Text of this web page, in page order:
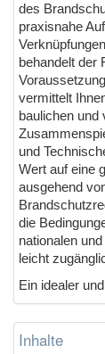
des
praxisnahe
behandelt der
vermittelt
baulichen und
und
Wert auf eine
ausgehend
die
nationalen
leicht
Ein idealer
Inhalte